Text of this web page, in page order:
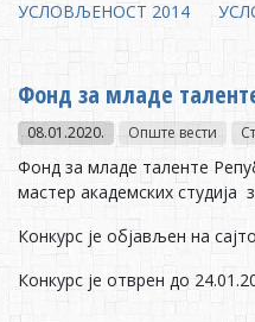
УСЛОВЉЕНОСТ 2014
Фонд за младе
08.01.2020. Опште вести
Фонд за младе таленте
мастер академских студија
Конкурс је објављен на
Конкурс је отврен до